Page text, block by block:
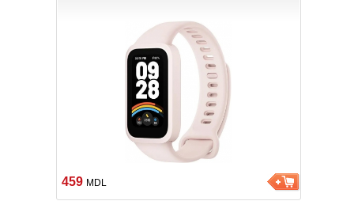
459 MDL